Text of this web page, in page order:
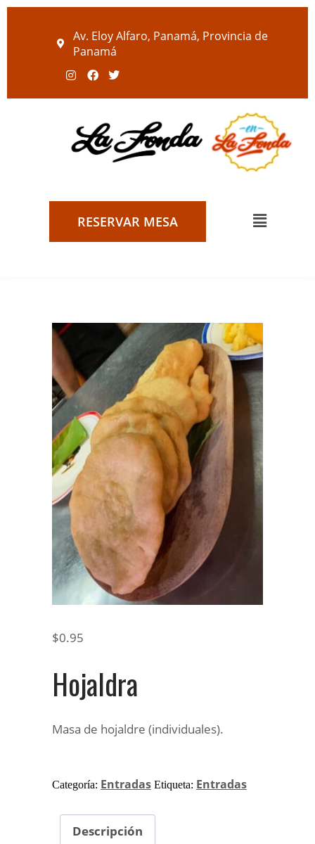
Av. Eloy Alfaro, Panamá, Provincia de
Panamá
RESERVAR MESA
$0.95
Hojaldra
Masa de hojaldre (individuales).
Categoría: Entradas Etiqueta: Entradas
Descripción